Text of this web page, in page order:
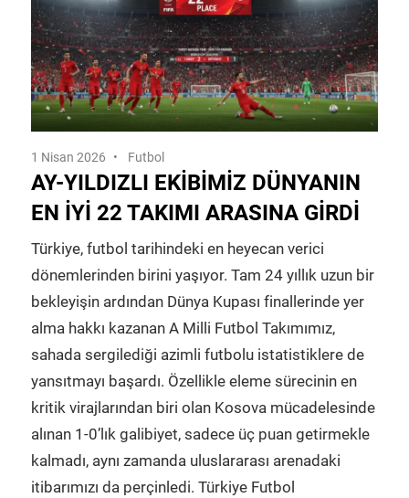
1 Nisan 2026 Futbol
AY-YILDIZLI EKIBIMIZ DÜNYANIN
EN İYI 22 TAKIMI ARASINA GIRDI
Türkiye, futbol tarihindeki en heyecan verici
dönemlerinden birini yaşıyor. Tam 24 yıllık uzun bir
bekleyişin ardından Dünya Kupası finallerinde yer
alma hakkı kazanan A Milli Futbol Takımımız,
sahada sergilediği azimli futbolu istatistiklere de
yansıtmayı başardı. Özellikle eleme sürecinin en
kritik virajlarından biri olan Kosova mücadelesinde
alınan 1-0’lık galibiyet, sadece üç puan getirmekle
kalmadı, aynı zamanda uluslararası arenadaki
itibarımızı da perçinledi. Türkiye Futbol